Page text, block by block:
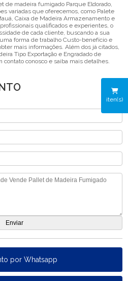
iten(s)
de madeira fumigado Parque Eldorado,
variadas que oferecemos, como Palete
Caixa de Madeira Armazenamento e
qualificados e experientes, o
de cada cliente, buscando a sua
forma de trabalho Custo-benefício e
mais informações. Além dos já citados,
Tipo Exportação e Engradado de
contato conosco e saiba mais detalhes.
por Whatsapp